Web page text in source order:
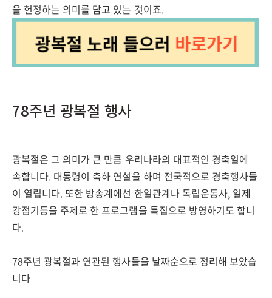
을 헌정하는 의미를 담고 있는 것이죠.
78주년 광복절 행사
광복절은 그 의미가 큰 만큼 우리나라의 대표적인 경축일에
속합니다. 대통령이 축하 연설을 하며 전국적으로 경축행사들
이 열립니다. 또한 방송계에선 한일관계나 독립운동사, 일제
강점기등을 주제로 한 프로그램을 특집으로 방영하기도 합니
다.
78주년 광복절과 연관된 행사들을 날짜순으로 정리해 보았습
니다